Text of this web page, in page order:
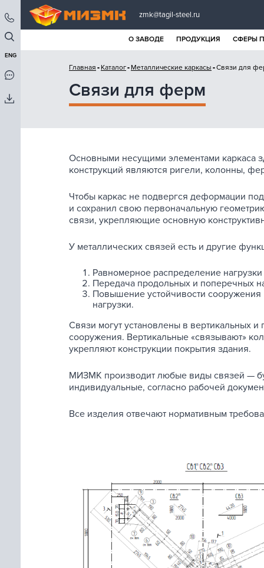
ENG
zmk@tagil-steel.ru
О ЗАВОДЕ ПРОДУКЦИЯ СФЕРЫ
Главная Каталог Металлические каркасы Связи для
Связи для ферм
Основными несущими элементами каркаса
конструкций являются ригели, колонны,
Чтобы каркас не подвергся деформации
и сохранил свою первоначальную
связи, укрепляющие основную
У металлических связей есть и другие
Равномерное распределение
Передача продольных и поперечных
Повышение устойчивости сооружения
нагрузки.
Связи могут установлены в вертикальных и
сооружения. Вертикальные «связывают»
укрепляют конструкции покрытия здания.
МИЗМК производит любые виды связей —
индивидуальные, согласно рабочей
Все изделия отвечают нормативным